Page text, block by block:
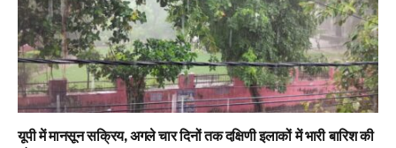
यूपी में मानसून सक्रिय, अगले चार दिनों तक दक्षिणी इलाकों में भारी बारिश की